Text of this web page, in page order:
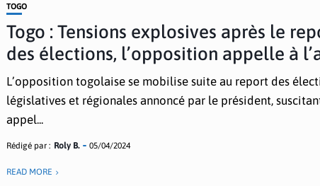
TOGO
Togo : Tensions explosives après le
des élections, l’opposition appelle à
L’opposition togolaise se mobilise suite au report des
législatives et régionales annoncé par le président,
appel...
Rédigé par : Roly B. 05/04/2024
READ MORE